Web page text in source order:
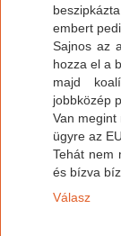
embert
Sajnos az
hozza el a
majd
jobbközép
Van
ügyre az
Tehát nem
és bízva
Válasz